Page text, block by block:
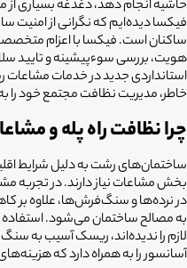
حاشیه انجام دهد، دغدغه بسیاری از
فیکسا دیده‌ایم که نگرانی از امنیت
ساکنان است.فیکسا با اعزام
هویت، بررسی سوءپیشینه و تایید
استانداردی جدید در خدمات مشاعات
خاطر، مدیریت نظافت مجتمع خود را
چرا نظافت راه پله و
ساختمان‌های رشت به دلیل شرایط
بخش مشاعات نیاز دارند. در تجربه
در نرده‌ها و سنگ‌فرش‌ها، علاوه بر
به مصالح ساختمان می‌شود.
لازم را ندیده‌اند، ریسک آسیب به
آسانسور را به همراه دارد که